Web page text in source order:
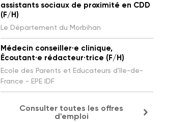
assistants sociaux de proximité en CDD
(F/H)
Le Département du Morbihan
Médecin conseiller·e clinique,
Écoutant·e rédacteur·trice (F/H)
Ecole des Parents et Educateurs d'Ile-de-
France - EPE IDF
Consulter toutes les offres
d'emploi